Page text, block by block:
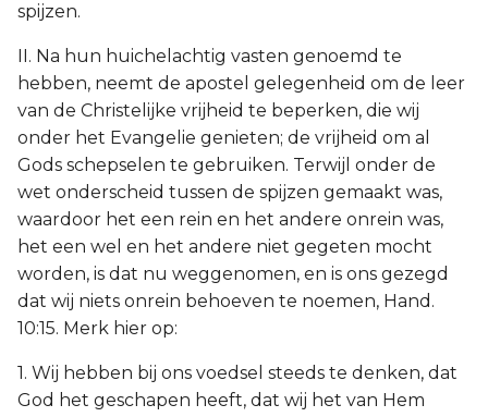
spijzen.
II. Na hun huichelachtig vasten genoemd te
hebben, neemt de apostel gelegenheid om de leer
van de Christelijke vrijheid te beperken, die wij
onder het Evangelie genieten; de vrijheid om al
Gods schepselen te gebruiken. Terwijl onder de
wet onderscheid tussen de spijzen gemaakt was,
waardoor het een rein en het andere onrein was,
het een wel en het andere niet gegeten mocht
worden, is dat nu weggenomen, en is ons gezegd
dat wij niets onrein behoeven te noemen, Hand.
10:15. Merk hier op:
1. Wij hebben bij ons voedsel steeds te denken, dat
God het geschapen heeft, dat wij het van Hem